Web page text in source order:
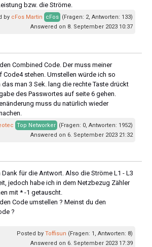
bzw. die Ströme.
by cFos Martin cFos (Fragen: 2, Antworten: 133)
Answered on 8. September 2023 10:37
Combined Code. Der muss meiner
Code4 stehen. Umstellen würde ich so
man 3 Sek. lang die rechte Taste drückt
des Passwortes auf seite 6 gehen.
muss du natürlich wieder
Top Networker (Fragen: 0, Antworten: 1952)
Answered on 6. September 2023 21:32
für die Antwort. Also die Ströme L1 - L3
jedoch habe ich in dem Netzbezug Zähler
mit * -1 getauscht.
Code umstellen ? Meinst du den
?
Posted by Toffisun (Fragen: 1, Antworten: 8)
Answered on 6. September 2023 17:39